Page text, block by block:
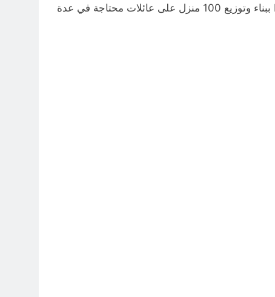
يمكن مشاهدة الفيديو الكامل الذي يناقش أحد أشهر أمثلة هذا النموذج، حيث قام اليوتيوبر الأمريكي الشهير MrBeast ببناء وتوزيع 100 منزل على عائلات محتاجة في عدة